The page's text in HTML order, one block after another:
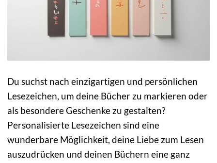
Du suchst nach einzigartigen und persönlichen
Lesezeichen, um deine Bücher zu markieren oder
als besondere Geschenke zu gestalten?
Personalisierte Lesezeichen sind eine
wunderbare Möglichkeit, deine Liebe zum Lesen
auszudrücken und deinen Büchern eine ganz